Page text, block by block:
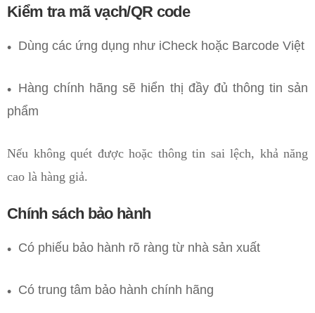
Kiểm tra mã vạch/QR code
Dùng các ứng dụng như iCheck hoặc Barcode Việt
Hàng chính hãng sẽ hiển thị đầy đủ thông tin sản
phẩm
Nếu không quét được hoặc thông tin sai lệch, khả năng
cao là hàng giả.
Chính sách bảo hành
Có phiếu bảo hành rõ ràng từ nhà sản xuất
Có trung tâm bảo hành chính hãng